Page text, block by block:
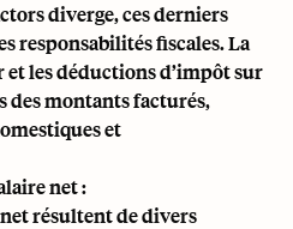
diverge, ces derniers
responsabilités fiscales. La
les déductions d’impôt sur
des montants facturés,
et
net :
résultent de divers